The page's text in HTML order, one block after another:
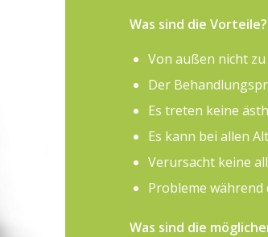
Was sind die Vorteile?
Von außen nicht zu
Der
Es treten keine
Es kann bei allen
Verursacht keine
Probleme
Was sind die